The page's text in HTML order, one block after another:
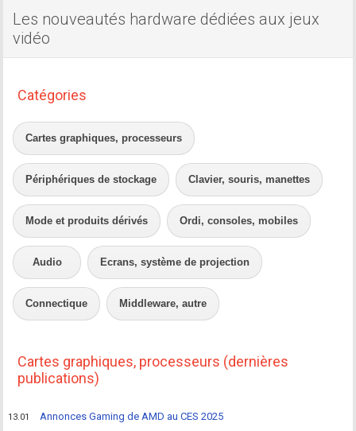
Les nouveautés hardware dédiées aux jeux
vidéo
Catégories
Cartes graphiques, processeurs
Périphériques de stockage Clavier, souris, manettes
Mode et produits dérivés Ordi, consoles, mobiles
Audio Ecrans, système de projection
Connectique Middleware, autre
Cartes graphiques, processeurs (dernières
publications)
13.01 Annonces Gaming de AMD au CES 2025